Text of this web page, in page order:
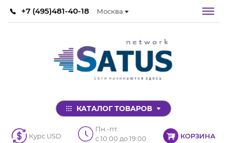
+7 (495)481-40-18 Москва
КАТАЛОГ ТОВАРОВ
Курс USD
Пн.-пт.
с 10:00 до 19:00
КОРЗИНА